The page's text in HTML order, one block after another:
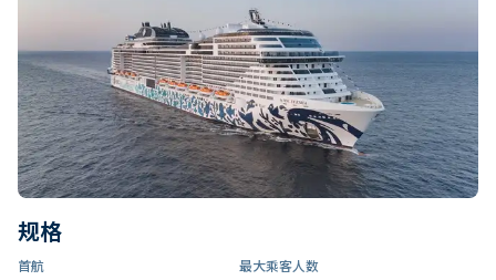
规格
首航 最大乘客人数